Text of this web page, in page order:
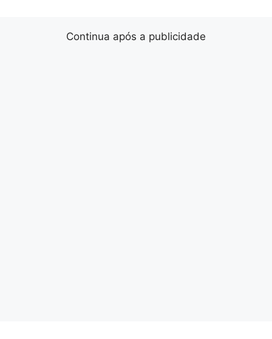
Continua após a publicidade